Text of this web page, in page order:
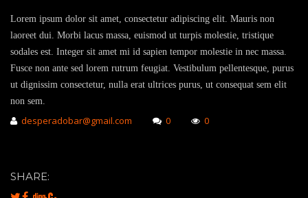
Lorem ipsum dolor sit amet, consectetur adipiscing elit. Mauris non
laoreet dui. Morbi lacus massa, euismod ut turpis molestie, tristique
sodales est. Integer sit amet mi id sapien tempor molestie in nec massa.
Fusce non ante sed lorem rutrum feugiat. Vestibulum pellentesque, purus
ut dignissim consectetur, nulla erat ultrices purus, ut consequat sem elit
non sem.
desperadobar@gmail.com 0 0
SHARE: